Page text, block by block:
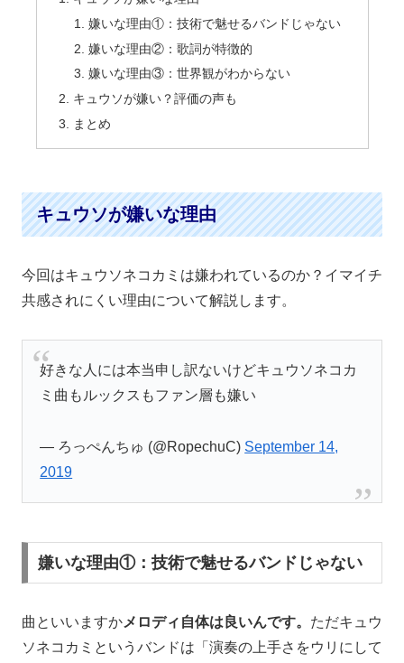
嫌いな理由①：技術で魅せるバンドじゃない
嫌いな理由②：歌詞が特徴的
嫌いな理由③：世界観がわからない
キュウソが嫌い？評価の声も
まとめ
キュウソが嫌いな理由
今回はキュウソネコカミは嫌われているのか？イマイチ
共感されにくい理由について解説します。
好きな人には本当申し訳ないけどキュウソネコカ
ミ曲もルックスもファン層も嫌い
— ろっぺんちゅ (@RopechuC) September 14,
2019
嫌いな理由①：技術で魅せるバンドじゃない
曲といいますかメロディ自体は良いんです。 ただキュウ
ソネコカミというバンドは「演奏の上手さをウリにして